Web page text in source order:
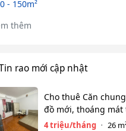
- 150m²
thêm
rao mới cập nhật
Cho thuê Căn
đồ mới, thoáng mát
Kế Bính, Ba Đình.
4 triệu/tháng 26